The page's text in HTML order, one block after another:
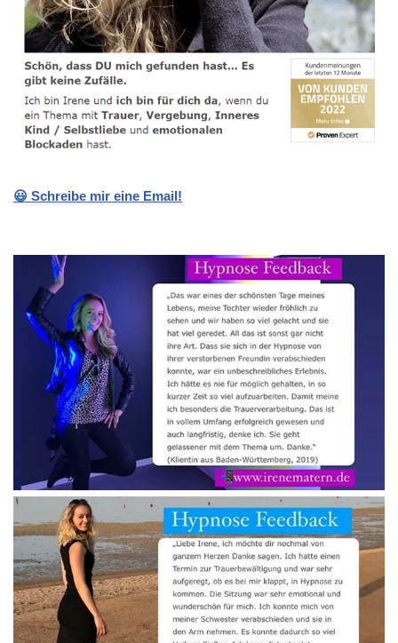
😃 Schreibe mir eine Email!